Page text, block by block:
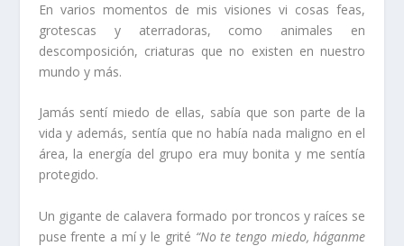
En varios momentos de mis visiones vi cosas feas,
grotescas y aterradoras, como animales en
descomposición, criaturas que no existen en nuestro
mundo y más.
Jamás sentí miedo de ellas, sabía que son parte de la
vida y además, sentía que no había nada maligno en el
área, la energía del grupo era muy bonita y me sentía
protegido.
Un gigante de calavera formado por troncos y raíces se
puse frente a mí y le grité “No te tengo miedo, háganme